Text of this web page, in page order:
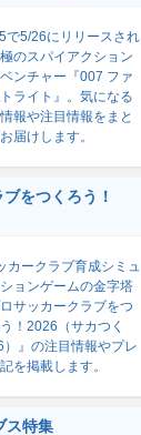
で5/26にリリースされ
のスパイアクション
ンチャー『007 ファ
ライト』。気になる
報や注目情報をまと
届けします。
ブをつくろう！
カークラブ育成シミュ
ョンゲームの金字塔
ロサッカークラブをつ
！2026（サカつく
）』の注目情報やプレ
を掲載します。
ス特集